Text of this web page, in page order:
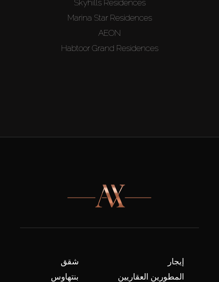
Skyhills Residences
Marina Star Residences
AEON
Habtoor Grand Residences
شقق
بنتهاوس
إيجار
المطورين العقاريين